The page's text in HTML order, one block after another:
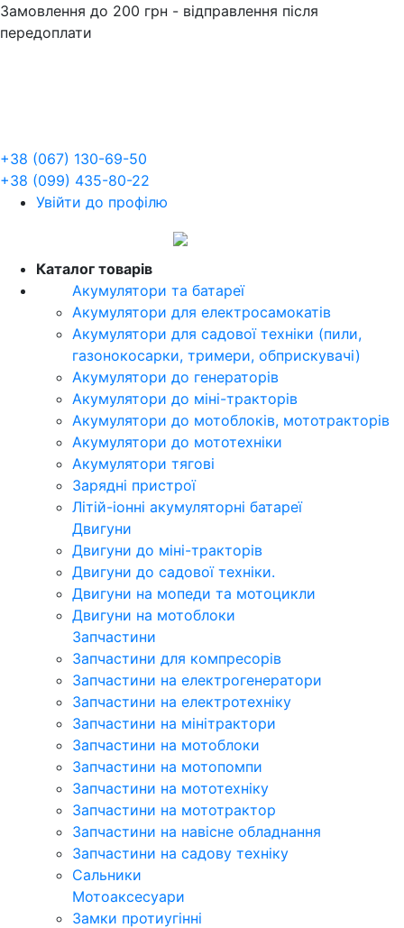
Замовлення до 200 грн - відправлення після
передоплати
+38 (067) 130-69-50
+38 (099) 435-80-22
Увійти до профілю
Каталог товарів
Акумулятори та батареї
Акумулятори для електросамокатів
Акумулятори для садової техніки (пили,
газонокосарки, тримери, обприскувачі)
Акумулятори до генераторів
Акумулятори до міні-тракторів
Акумулятори до мотоблоків, мототракторів
Акумулятори до мототехніки
Акумулятори тягові
Зарядні пристрої
Літій-іонні акумуляторні батареї
Двигуни
Двигуни до міні-тракторів
Двигуни до садової техніки.
Двигуни на мопеди та мотоцикли
Двигуни на мотоблоки
Запчастини
Запчастини для компресорів
Запчастини на електрогенератори
Запчастини на електротехніку
Запчастини на мінітрактори
Запчастини на мотоблоки
Запчастини на мотопомпи
Запчастини на мототехніку
Запчастини на мототрактор
Запчастини на навісне обладнання
Запчастини на садову техніку
Сальники
Мотоаксесуари
Замки протиугінні